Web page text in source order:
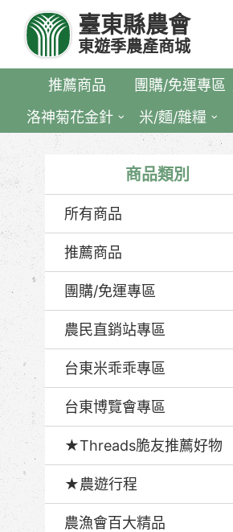
要
臺東縣農會
東遊季農產商城
推薦商品 團購/免運專區
洛神菊花金針
米/麵/雜糧
商品類別
所有商品
推薦商品
團購/免運專區
農民直銷站專區
台東米乖乖專區
台東博覽會專區
★Threads脆友推薦好物
★農遊行程
農漁會百大精品